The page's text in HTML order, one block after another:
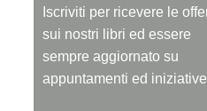
Iscriviti per ricevere le
sui nostri libri ed essere
sempre aggiornato su
appuntamenti ed